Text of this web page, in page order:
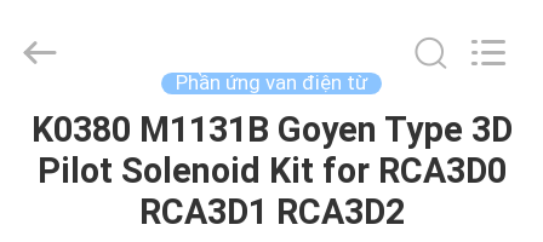
NHÀ
Brando
Hardware
Reserved.
Phần ứng van điện từ
K0380 M1131B Goyen Type 3D
Pilot Solenoid Kit for RCA3D0
RCA3D1 RCA3D2